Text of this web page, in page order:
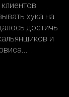
хука на
достичь
и